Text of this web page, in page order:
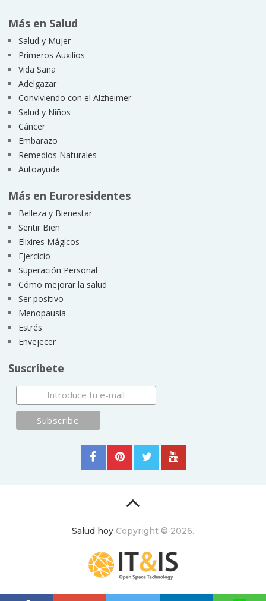
Más en Salud
Salud y Mujer
Primeros Auxilios
Vida Sana
Adelgazar
Conviviendo con el Alzheimer
Salud y Niños
Cáncer
Embarazo
Remedios Naturales
Autoayuda
Más en Euroresidentes
Belleza y Bienestar
Sentir Bien
Elixires Mágicos
Ejercicio
Superación Personal
Cómo mejorar la salud
Ser positivo
Menopausia
Estrés
Envejecer
Suscríbete
Salud hoy Copyright © 2026.